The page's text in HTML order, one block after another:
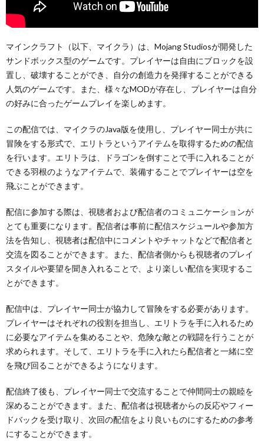
マインクラフト（以下、マイクラ）は、Mojang Studiosが開発した
サンドボックス型のゲームです。プレイヤーは自由にブロックを設
置し、破壊することができ、自分の創造力を発揮することができる
人気のゲームです。また、様々なMODが存在し、プレイヤーは自分
の好みに合ったゲームプレイを楽しめます。
この配信では、マイクラのJava版を使用し、プレイヤー同士が共に
冒険をする形式で、エリトラというアイテムを取得するための配信
を行います。エリトラは、ドラゴンを倒すことで手に入れることが
できる羽根のようなアイテムで、装備することでプレイヤーは空を
飛ぶことができます。
配信に参加する際は、視聴者および配信者のコミュニケーションが
とても重要になります。配信者は事前に配信スケジュールや参加方
法を告知し、視聴者は配信中にコメントやチャットなどで配信者と
交流を図ることができます。また、配信者側からも視聴者のプレイ
スタイルや要望を聞き入れることで、より楽しい配信を実現するこ
とができます。
配信中は、プレイヤー同士が協力して冒険をする必要があります。
プレイヤーはそれぞれの役割を担当し、エリトラを手に入れるため
に必要なアイテムを集めることや、危険な敵との戦闘を行うことが
求められます。そして、エリトラを手に入れたら配信者と一緒に空
を飛び回ることができるようになります。
配信終了後も、プレイヤー同士で交流することで仲間同士の親睦を
深めることができます。また、配信者は視聴者からの反応やフィー
ドバックを受け取り、次回の配信をより良いものにするための参考
にすることができます。